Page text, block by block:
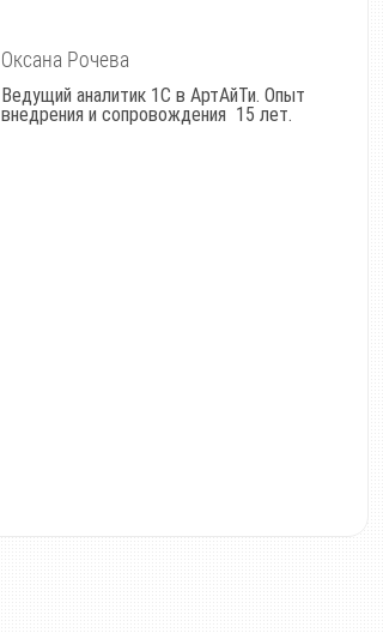
Оксана Рочева
Ведущий аналитик 1С в АртАйТи. Опыт
внедрения и сопровождения 15 лет.